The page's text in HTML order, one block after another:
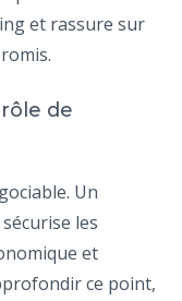
et rassure sur
de
Un
les
et
ce point,